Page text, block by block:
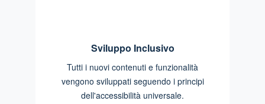
Sviluppo Inclusivo
Tutti i nuovi contenuti e funzionalità
vengono sviluppati seguendo i principi
dell'accessibilità universale.